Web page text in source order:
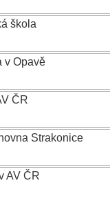
škola
v Opavě
ČR
Strakonice
AV ČR